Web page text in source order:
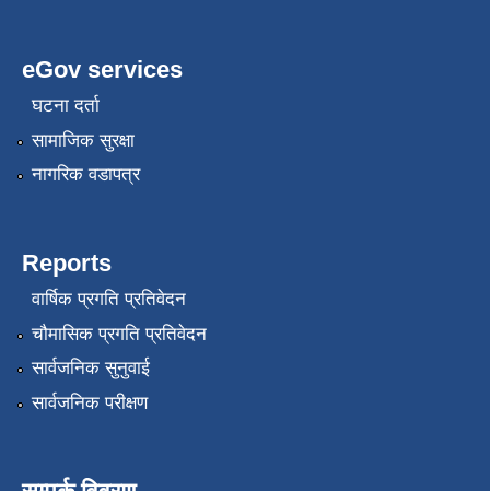
eGov services
घटना दर्ता
सामाजिक सुरक्षा
नागरिक वडापत्र
Reports
वार्षिक प्रगति प्रतिवेदन
चौमासिक प्रगति प्रतिवेदन
सार्वजनिक सुनुवाई
सार्वजनिक परीक्षण